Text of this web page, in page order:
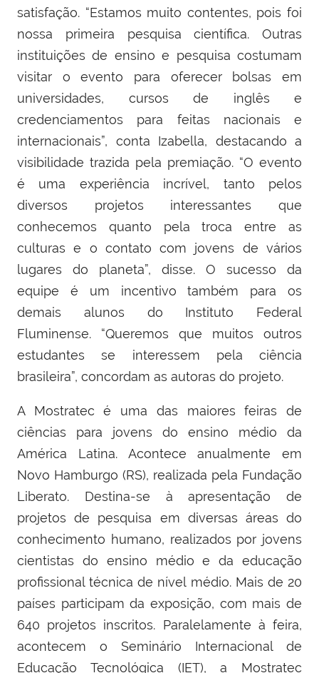
satisfação. “Estamos muito contentes, pois foi
nossa primeira pesquisa científica. Outras
instituições de ensino e pesquisa costumam
visitar o evento para oferecer bolsas em
universidades, cursos de inglês e
credenciamentos para feitas nacionais e
internacionais”, conta Izabella, destacando a
visibilidade trazida pela premiação. “O evento
é uma experiência incrível, tanto pelos
diversos projetos interessantes que
conhecemos quanto pela troca entre as
culturas e o contato com jovens de vários
lugares do planeta”, disse. O sucesso da
equipe é um incentivo também para os
demais alunos do Instituto Federal
Fluminense. “Queremos que muitos outros
estudantes se interessem pela ciência
brasileira”, concordam as autoras do projeto.
A Mostratec é uma das maiores feiras de
ciências para jovens do ensino médio da
América Latina. Acontece anualmente em
Novo Hamburgo (RS), realizada pela Fundação
Liberato. Destina-se à apresentação de
projetos de pesquisa em diversas áreas do
conhecimento humano, realizados por jovens
cientistas do ensino médio e da educação
profissional técnica de nível médio. Mais de 20
países participam da exposição, com mais de
640 projetos inscritos. Paralelamente à feira,
acontecem o Seminário Internacional de
Educação Tecnológica (IET), a Mostratec